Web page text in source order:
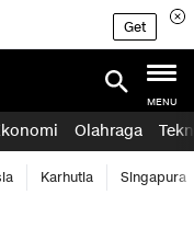
Get
MENU
Olahraga
Karhutla Singapura